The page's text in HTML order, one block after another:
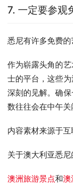
7. 一定要参观
悉尼有许多免费的
作为崭露头角的
士的平台，这些
深刻的见解。确
数往往会在中午关
内容素材来源于
关于澳大利亚悉尼
澳洲旅游景点和澳